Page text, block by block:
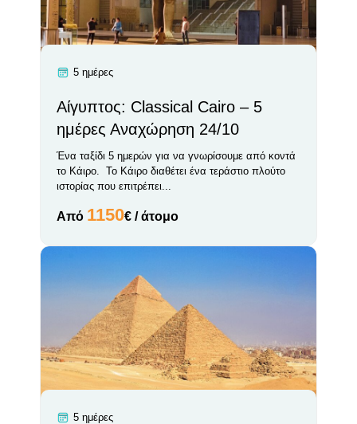
5 ημέρες
Αίγυπτος: Classical Cairo – 5
ημέρες Αναχώρηση 24/10
Ένα ταξίδι 5 ημερών για να γνωρίσουμε από κοντά
το Κάιρο. Το Κάιρο διαθέτει ένα τεράστιο πλούτο
ιστορίας που επιτρέπει...
Από 1150€ / άτομο
5 ημέρες